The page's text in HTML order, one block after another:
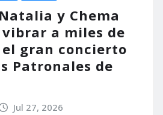
y Chema
vibrar a miles de
el gran concierto
Patronales de
Jul 27, 2026